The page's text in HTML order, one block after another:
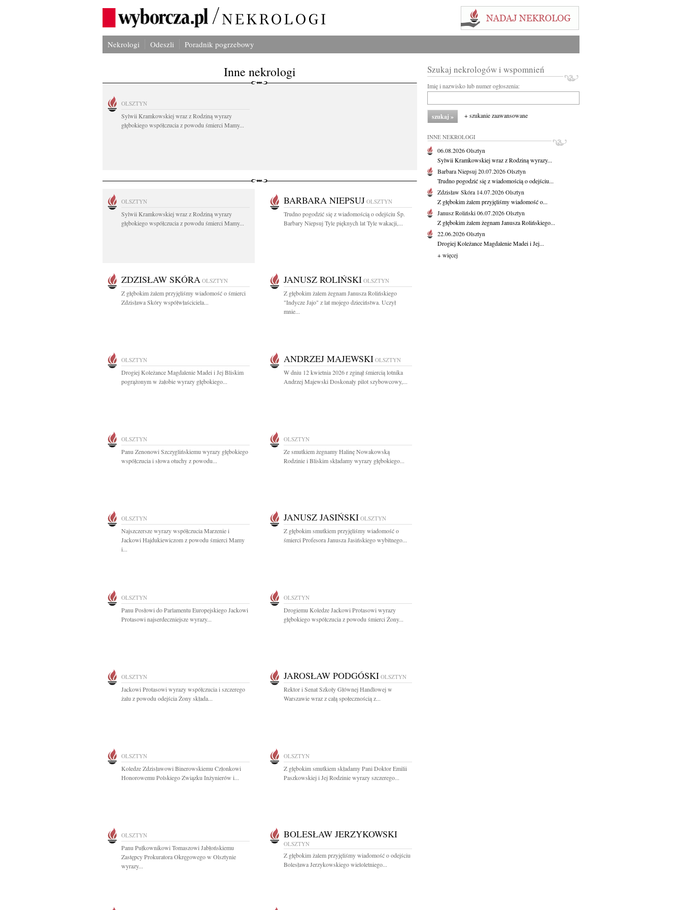
Nekrologi Odeszli Poradnik pogrzebowy
Inne nekrologi
OLSZTYN
Sylwii Kramkowskiej wraz z Rodziną wyrazy
głębokiego współczucia z powodu śmierci Mamy...
OLSZTYN
Sylwii Kramkowskiej wraz z Rodziną wyrazy
głębokiego współczucia z powodu śmierci Mamy...
BARBARA NIEPSUJ OLSZTYN
Trudno pogodzić się z wiadomością o odejściu Śp.
Barbary Niepsuj Tyle pięknych lat Tyle wakacji,...
ZDZISŁAW SKÓRA OLSZTYN
Z głębokim żalem przyjęliśmy wiadomość o śmierci
Zdzisława Skóry współwłaściciela...
JANUSZ ROLIŃSKI OLSZTYN
Z głębokim żalem żegnam Janusza Rolińskiego
"Indycze Jajo" z lat mojego dzieciństwa. Uczył
mnie...
OLSZTYN
Drogiej Koleżance Magdalenie Madei i Jej Bliskim
pogrążonym w żałobie wyrazy głębokiego...
ANDRZEJ MAJEWSKI OLSZTYN
W dniu 12 kwietnia 2026 r zginął śmiercią lotnika
Andrzej Majewski Doskonały pilot szybowcowy,...
OLSZTYN
Panu Zenonowi Szczyglińskiemu wyrazy głębokiego
współczucia i słowa otuchy z powodu...
OLSZTYN
Ze smutkiem żegnamy Halinę Nowakowską
Rodzinie i Bliskim składamy wyrazy głębokiego...
OLSZTYN
Najszczersze wyrazy współczucia Marzenie i
Jackowi Hajdukiewiczom z powodu śmierci Mamy
i...
JANUSZ JASIŃSKI OLSZTYN
Z głębokim smutkiem przyjęliśmy wiadomość o
śmierci Profesora Janusza Jasińskiego wybitnego...
OLSZTYN
Panu Posłowi do Parlamentu Europejskiego Jackowi
Protasowi najserdeczniejsze wyrazy...
OLSZTYN
Drogiemu Koledze Jackowi Protasowi wyrazy
głębokiego współczucia z powodu śmierci Żony...
OLSZTYN
Jackowi Protasowi wyrazy współczucia i szczerego
żalu z powodu odejścia Żony składa...
JAROSŁAW PODGÓSKI OLSZTYN
Rektor i Senat Szkoły Głównej Handlowej w
Warszawie wraz z całą społecznością z...
OLSZTYN
Koledze Zdzisławowi Binerowskiemu Członkowi
Honorowemu Polskiego Związku Inżynierów i...
OLSZTYN
Z głębokim smutkiem składamy Pani Doktor Emilii
Paszkowskiej i Jej Rodzinie wyrazy szczerego...
OLSZTYN
Panu Pułkownikowi Tomaszowi Jabłońskiemu
Zastępcy Prokuratora Okręgowego w Olsztynie
wyrazy...
BOLESŁAW JERZYKOWSKI
OLSZTYN
Z głębokim żalem przyjęliśmy wiadomość o odejściu
Bolesława Jerzykowskiego wieloletniego...
Szukaj nekrologów i wspomnień
Imię i nazwisko lub numer ogłoszenia:
+ szukanie zaawansowane
INNE NEKROLOGI
06.08.2026Olsztyn
Sylwii Kramkowskiej wraz z Rodziną wyrazy...
Barbara Niepsuj20.07.2026Olsztyn
Trudno pogodzić się z wiadomością o odejściu...
Zdzisław Skóra 14.07.2026Olsztyn
Z głębokim żalem przyjęliśmy wiadomość o...
Janusz Roliński06.07.2026Olsztyn
Z głębokim żalem żegnam Janusza Rolińskiego...
22.06.2026Olsztyn
Drogiej Koleżance Magdalenie Madei i Jej...
+ więcej